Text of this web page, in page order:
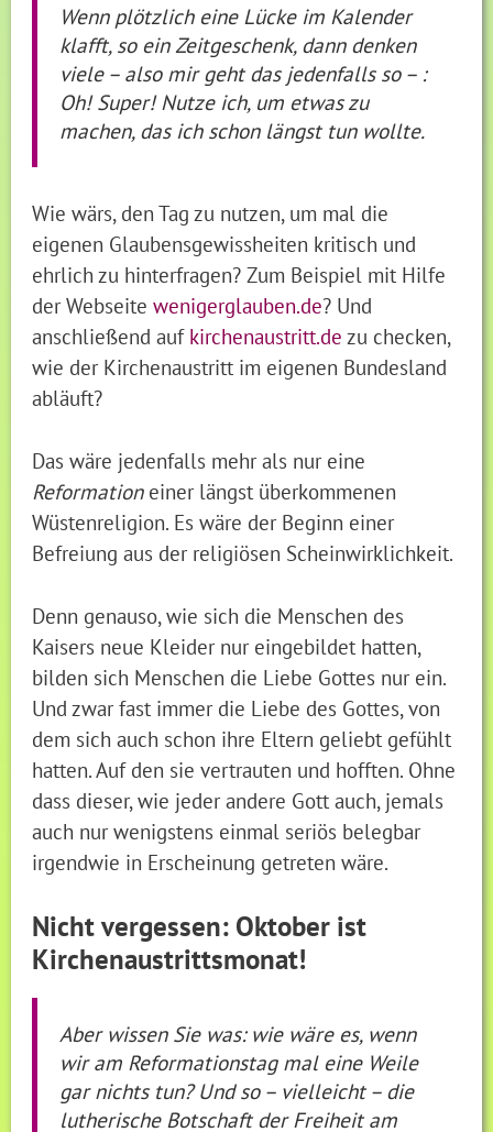
Wenn plötzlich eine Lücke im Kalender
klafft, so ein Zeitgeschenk, dann denken
viele – also mir geht das jedenfalls so – :
Oh! Super! Nutze ich, um etwas zu
machen, das ich schon längst tun wollte.
Wie wärs, den Tag zu nutzen, um mal die
eigenen Glaubensgewissheiten kritisch und
ehrlich zu hinterfragen? Zum Beispiel mit Hilfe
der Webseitewenigerglauben.de? Und
anschließend auf kirchenaustritt.de zu checken,
wie der Kirchenaustritt im eigenen Bundesland
abläuft?
Das wäre jedenfalls mehr als nur eine
Reformationeiner längst überkommenen
Wüstenreligion. Es wäre der Beginn einer
Befreiung aus der religiösen Scheinwirklichkeit.
Denn genauso, wie sich die Menschen des
Kaisers neue Kleider nur eingebildet hatten,
bilden sich Menschen die Liebe Gottes nur ein.
Und zwar fast immer die Liebe des Gottes, von
dem sich auch schon ihre Eltern geliebt gefühlt
hatten. Auf den sie vertrauten und hofften. Ohne
dass dieser, wie jeder andere Gott auch, jemals
auch nur wenigstens einmal seriös belegbar
irgendwie in Erscheinung getreten wäre.
Nicht vergessen: Oktober ist
Kirchenaustrittsmonat!
Aber wissen Sie was: wie wäre es, wenn
wir am Reformationstag mal eine Weile
gar nichts tun? Und so – vielleicht – die
lutherische Botschaft der Freiheit am